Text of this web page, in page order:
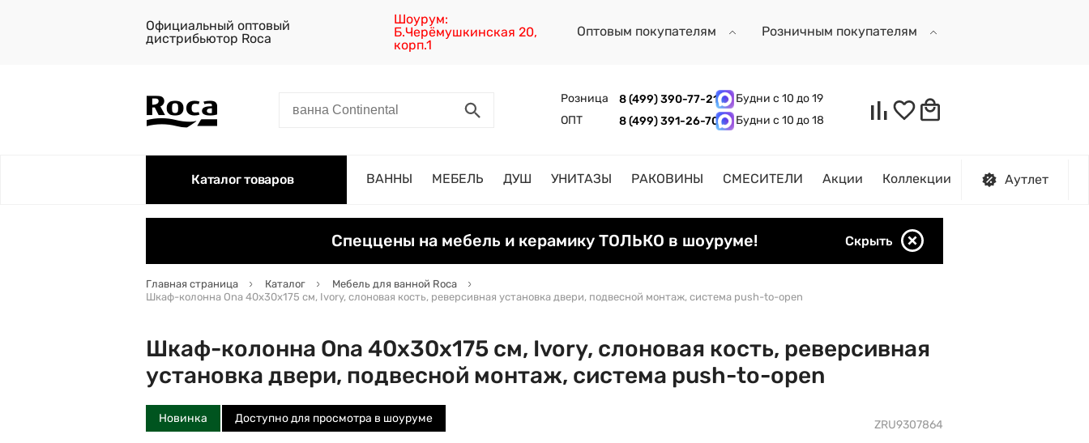
Официальный оптовый
дистрибьютор Roca
Шоурум:
Б.Черёмушкинская 20,
корп.1
Оптовым покупателям Розничным покупателям
Розница 8 (499) 390-77-21
Будни с 10 до 19
ОПТ
8 (499) 391-26-70 Будни с 10 до 18
Каталог товаров ВАННЫ МЕБЕЛЬ ДУШ УНИТАЗЫ РАКОВИНЫ СМЕСИТЕЛИ Акции Коллекции Аутлет
Спеццены на мебель и керамику ТОЛЬКО в шоуруме! Скрыть
Главная страница Каталог
Мебель для ванной Roca
Шкаф-колонна Ona 40х30х175 см, Ivory, слоновая кость, реверсивная установка двери, подвесной монтаж, система push-to-open
Шкаф-колонна Ona 40х30х175 см, Ivory, слоновая кость, реверсивная
установка двери, подвесной монтаж, система push-to-open
Новинка Доступно для просмотра в шоуруме ZRU9307864